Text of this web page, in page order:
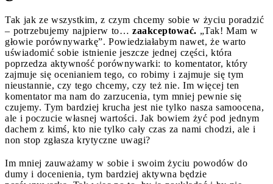
Tak jak ze wszystkim, z czym chcemy sobie w życiu poradzić
– potrzebujemy najpierw to… zaakceptować. „Tak! Mam w
głowie porównywarkę”. Powiedziałabym nawet, że warto
uświadomić sobie istnienie jeszcze jednej części, która
poprzedza aktywność porównywarki: to komentator, który
zajmuje się ocenianiem tego, co robimy i zajmuje się tym
nieustannie, czy tego chcemy, czy też nie. Im więcej ten
komentator ma nam do zarzucenia, tym mniej pewnie się
czujemy. Tym bardziej krucha jest nie tylko nasza samoocena,
ale i poczucie własnej wartości. Jak bowiem żyć pod jednym
dachem z kimś, kto nie tylko cały czas za nami chodzi, ale i
non stop zgłasza krytyczne uwagi?
Im mniej zauważamy w sobie i swoim życiu powodów do
dumy i docenienia, tym bardziej aktywna będzie